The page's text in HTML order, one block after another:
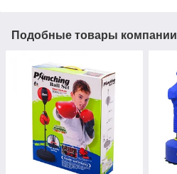
Подобные товары компании